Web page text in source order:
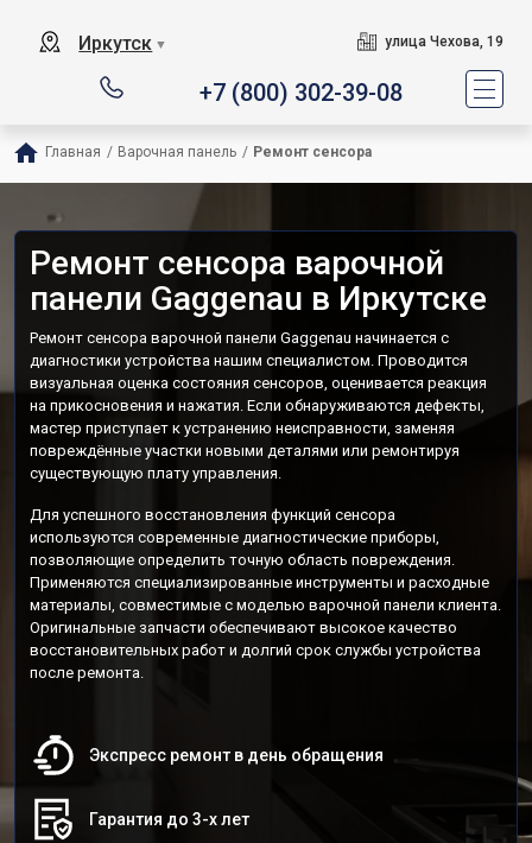
Иркутск ▼ улица Чехова, 19
+7 (800) 302-39-08
Главная / Варочная панель / Ремонт сенсора
Ремонт сенсора варочной
панели Gaggenau в Иркутске
Ремонт сенсора варочной панели Gaggenau начинается с
диагностики устройства нашим специалистом. Проводится
визуальная оценка состояния сенсоров, оценивается реакция
на прикосновения и нажатия. Если обнаруживаются дефекты,
мастер приступает к устранению неисправности, заменяя
повреждённые участки новыми деталями или ремонтируя
существующую плату управления.
Для успешного восстановления функций сенсора
используются современные диагностические приборы,
позволяющие определить точную область повреждения.
Применяются специализированные инструменты и расходные
материалы, совместимые с моделью варочной панели клиента.
Оригинальные запчасти обеспечивают высокое качество
восстановительных работ и долгий срок службы устройства
после ремонта.
Экспресс ремонт в день обращения
Гарантия до 3-х лет